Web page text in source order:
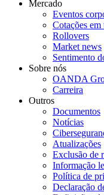
Mercado
Eventos
Cotações em
Rollovers
Market news
Sentimento
Sobre nós
OANDA
Carreira
Outros
Documentos
Notícias
Atualizações
Exclusão de
Informação
Política de
Declaração